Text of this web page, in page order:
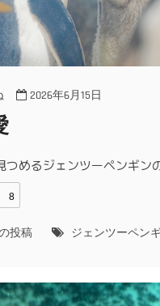
2026年6月15日
つめるジェンツーペンギン
8
投稿 ジェンツーペン